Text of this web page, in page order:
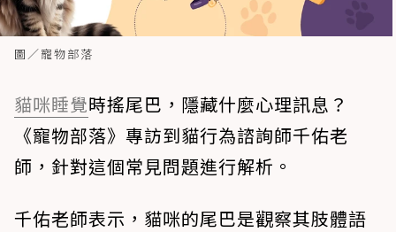
圖／寵物部落
貓咪睡覺時搖尾巴，隱藏什麼心理訊息？
《寵物部落》專訪到貓行為諮詢師千佑老
師，針對這個常見問題進行解析。
千佑老師表示，貓咪的尾巴是觀察其肢體語